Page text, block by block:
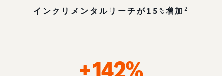
インクリメンタルリーチが15%増加 2
+142%